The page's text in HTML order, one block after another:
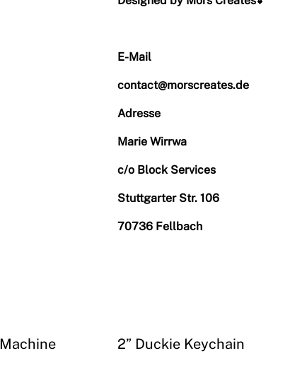
E-Mail
contact@morscreates.de
Adresse
Marie Wirrwa
c/o Block Services
Stuttgarter Str. 106
70736 Fellbach
2” Duckie Keychain